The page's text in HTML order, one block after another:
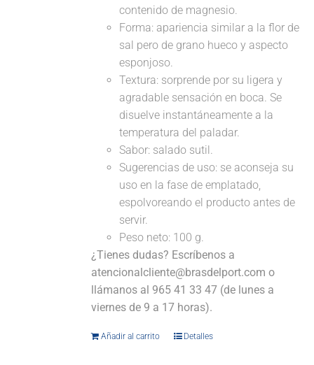
contenido de magnesio.
Forma: apariencia similar a la flor de
sal pero de grano hueco y aspecto
esponjoso.
Textura: sorprende por su ligera y
agradable sensación en boca. Se
disuelve instantáneamente a la
temperatura del paladar.
Sabor: salado sutil.
Sugerencias de uso: se aconseja su
uso en la fase de emplatado,
espolvoreando el producto antes de
servir.
Peso neto: 100 g.
¿Tienes dudas? Escríbenos a
atencionalcliente@brasdelport.com o
llámanos al 965 41 33 47 (de lunes a
viernes de 9 a 17 horas).
Añadir al carrito Detalles